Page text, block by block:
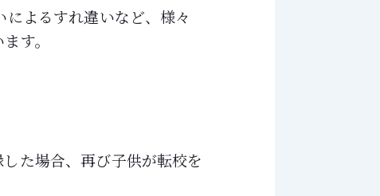
よるすれ違いなど、様々
す。
た場合、再び子供が転校を